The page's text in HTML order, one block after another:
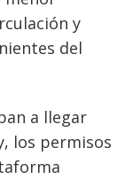
y
del
a llegar
los permisos